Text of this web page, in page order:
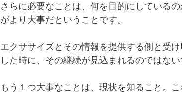
さらに必要なことは、何を目的にしている
がより大事だということです。
エクササイズとその情報を提供する側と受
した時に、その継続が見込まれるのではな
もう１つ大事なことは、現状を知ること。